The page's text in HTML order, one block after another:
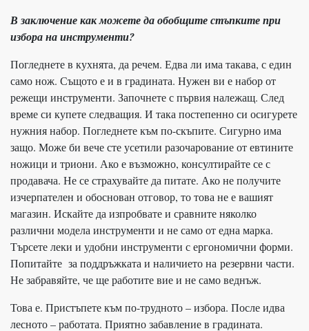
В заключение как можете да обобщите стъпките при
избора на инструменти?
Погледнете в кухнята, да речем. Едва ли има такава, с един
само нож. Същото е и в градината. Нужен ви е набор от
режещи инструменти. Започнете с първия належащ. След
време си купете следващия. И така постепенно си осигурете
нужния набор. Погледнете към по-скъпите. Сигурно има
защо. Може би вече сте усетили разочарование от евтините
ножици и триони. Ако е възможно, консултирайте се с
продавача. Не се страхувайте да питате. Ако не получите
изчерпателен и обоснован отговор, то това не е вашият
магазин. Искайте да изпробвате и сравните няколко
различни модела инструменти и не само от една марка.
Търсете леки и удобни инструменти с ергономични форми.
Попитайте за поддръжката и наличието на резервни части.
Не забравяйте, че ще работите вие и не само веднъж.
Това е. Пристъпете към по-трудното – избора. После идва
лесното – работата. Приятно забавление в градината.